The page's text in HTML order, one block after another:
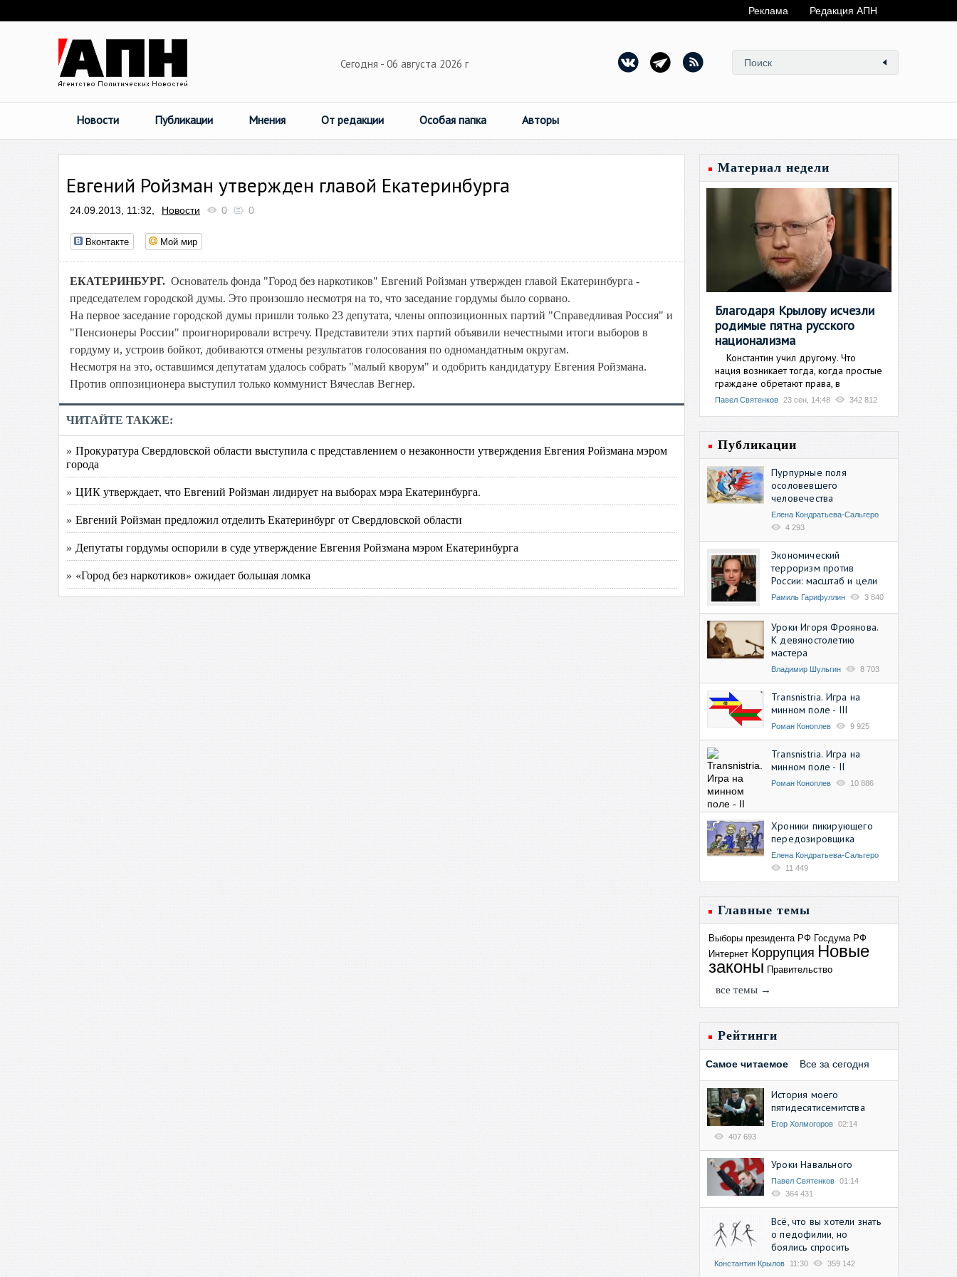
Реклама Редакция АПН
Сегодня - 06 августа 2026 г
Новости Публикации Мнения От редакции Особая папка Авторы
Евгений Ройзман утвержден главой Екатеринбурга
24.09.2013, 11:32, Новости 0 0
Вконтакте Мой мир
ЕКАТЕРИНБУРГ. Основатель фонда "Город без наркотиков" Евгений Ройзман утвержден главой Екатеринбурга -
председателем городской думы. Это произошло несмотря на то, что заседание гордумы было сорвано.
На первое заседание городской думы пришли только 23 депутата, члены оппозиционных партий "Справедливая Россия" и
"Пенсионеры России" проигнорировали встречу. Представители этих партий объявили нечестными итоги выборов в
гордуму и, устроив бойкот, добиваются отмены результатов голосования по одномандатным округам.
Несмотря на это, оставшимся депутатам удалось собрать "малый кворум" и одобрить кандидатуру Евгения Ройзмана.
Против оппозиционера выступил только коммунист Вячеслав Вегнер.
ЧИТАЙТЕ ТАКЖЕ:
» Прокуратура Свердловской области выступила с представлением о незаконности утверждения Евгения Ройзмана мэром
города
» ЦИК утверждает, что Евгений Ройзман лидирует на выборах мэра Екатеринбурга.
» Евгений Ройзман предложил отделить Екатеринбург от Свердловской области
» Депутаты гордумы оспорили в суде утверждение Евгения Ройзмана мэром Екатеринбурга
» «Город без наркотиков» ожидает большая ломка
Материал недели
Благодаря Крылову исчезли
родимые пятна русского
национализма
Константин учил другому. Что
нация возникает тогда, когда простые
граждане обретают права, в
Павел Святенков 23 сен, 14:48 342 812
Публикации
Пурпурные поля
осоловевшего
человечества
Елена Кондратьева-Сальгеро
4 293
Экономический
терроризм против
России: масштаб и цели
Рамиль Гарифуллин 3 840
Уроки Игоря Фроянова.
К девяностолетию
мастера
Владимир Шульгин 8 703
Transnistria. Игра на
минном поле - III
Роман Коноплев 9 925
Transnistria. Игра на
минном поле - II
Роман Коноплев 10 886
Хроники пикирующего
передозировщика
Елена Кондратьева-Сальгеро
11 449
Главные темы
Выборы президента РФ Госдума РФ
Интернет Коррупция Новые
законы Правительство
все темы →
Рейтинги
Самое читаемое Все за сегодня
История моего
пятидесятисемитства
Егор Холмогоров 02:14
407 693
Уроки Навального
Павел Святенков 01:14
364 431
Всё, что вы хотели знать
о педофилии, но
боялись спросить
Константин Крылов 11:30 359 142